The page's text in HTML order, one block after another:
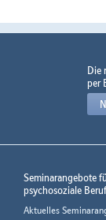
Die
per
Seminarangebote
psychosoziale
Aktuelles